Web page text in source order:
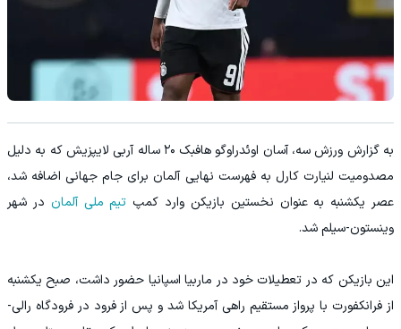
به گزارش ورزش سه، آسان اوئدراوگو هافبک ۲۰ ساله آر‌بی لایپزیش که به دلیل
مصدومیت لنیارت کارل به فهرست نهایی آلمان برای جام جهانی اضافه شد،
عصر یکشنبه به عنوان نخستین بازیکن وارد کمپ تیم ملی آلمان در شهر
وینستون-سیلم شد.
این بازیکن که در تعطیلات خود در ماربیا اسپانیا حضور داشت، صبح یکشنبه
از فرانکفورت با پرواز مستقیم راهی آمریکا شد و پس از فرود در فرودگاه رالی-